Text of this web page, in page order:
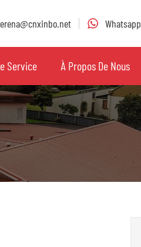
Service À Propos De Nous